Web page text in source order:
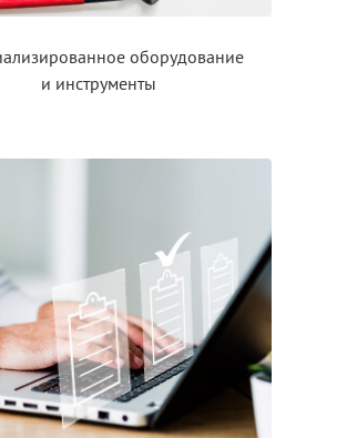
оборудование
и инструменты